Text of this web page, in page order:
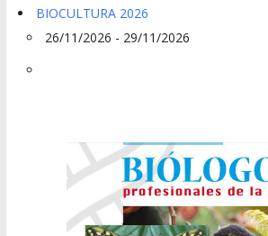
BIOCULTURA 2026
26/11/2026 - 29/11/2026